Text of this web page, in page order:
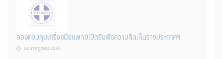
กองควบคุมเครื่องมือแพทย์เปิดรับฟังความคิดเห็นร่างประกาศฯ
14 กรกฎาคม 2026